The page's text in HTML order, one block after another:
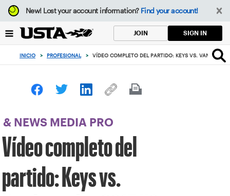
Enfoque
desde
botón
volver
principio
New!Lost your account information? Find your account!
JOIN SIGN IN
INICIO > PROFESIONAL > VÍDEO COMPLETO DEL PARTIDO: KEYS VS.
& NEWS MEDIA PRO
Vídeo completo del
partido: Keys vs.